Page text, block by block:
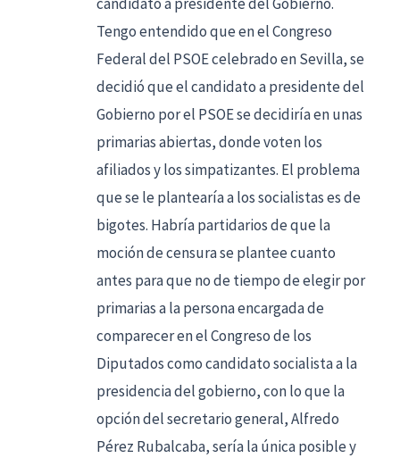
Tengo entendido que en el Congreso
Federal del PSOE celebrado en Sevilla, se
decidió que el candidato a presidente del
Gobierno por el PSOE se decidiría en unas
primarias abiertas, donde voten los
afiliados y los simpatizantes. El problema
que se le plantearía a los socialistas es de
bigotes. Habría partidarios de que la
moción de censura se plantee cuanto
antes para que no de tiempo de elegir por
primarias a la persona encargada de
comparecer en el Congreso de los
Diputados como candidato socialista a la
presidencia del gobierno, con lo que la
opción del secretario general, Alfredo
Pérez Rubalcaba, sería la única posible y